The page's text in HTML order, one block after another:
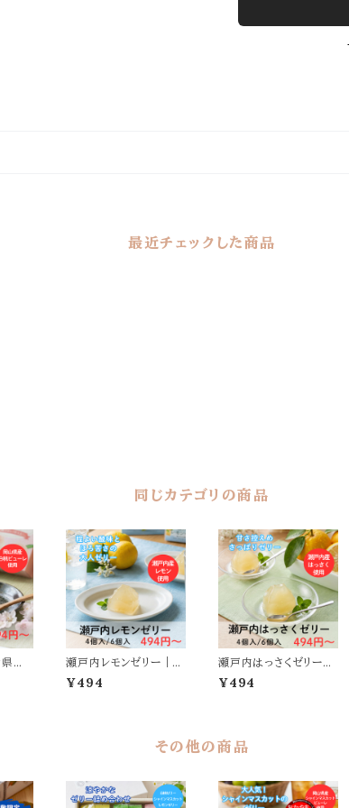
最近チェックした商品
同じカテゴリの商品
産
瀬戸内レモンゼリー｜瀬
戸内産レモン果皮使用
¥494
瀬戸内はっさくゼリー｜
瀬戸内産はっさく使用
¥494
その他の商品